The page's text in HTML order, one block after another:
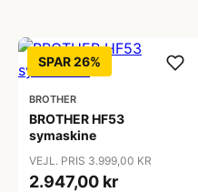
SPAR 26%
BROTHER
BROTHER HF53
symaskine
VEJL. PRIS 3.999,00 KR
2.947,00 kr